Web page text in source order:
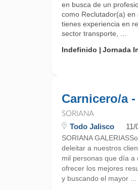
en busca de un
como Reclutador(a)
tienes experiencia en
sector transporte, ...
Indefinido
Jornada
Carnicero/a
SORIANA
Todo Jalisco 11/
SORIANA
deleitar a nuestros
mil personas que día
ofrecer los mejores
y buscando el mayor ...